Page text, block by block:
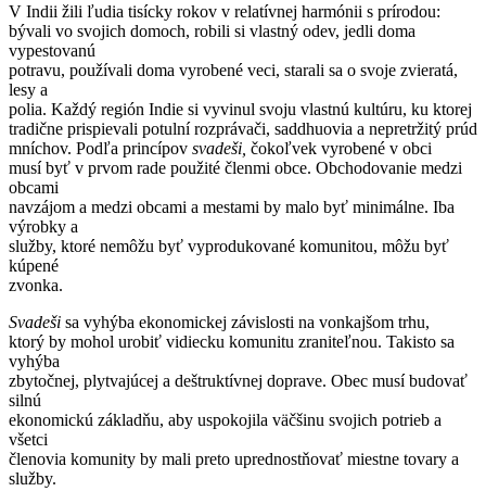
V Indii žili ľudia tisícky rokov v relatívnej harmónii s prírodou:
bývali vo svojich domoch, robili si vlastný odev, jedli doma
vypestovanú
potravu, používali doma vyrobené veci, starali sa o svoje zvieratá,
lesy a
polia. Každý región Indie si vyvinul svoju vlastnú kultúru, ku ktorej
tradične prispievali potulní rozprávači, saddhuovia a nepretržitý prúd
mníchov. Podľa princípov svadeši, čokoľvek vyrobené v obci
musí byť v prvom rade použité členmi obce. Obchodovanie medzi
obcami
navzájom a medzi obcami a mestami by malo byť minimálne. Iba
výrobky a
služby, ktoré nemôžu byť vyprodukované komunitou, môžu byť
kúpené
zvonka.
Svadeši sa vyhýba ekonomickej závislosti na vonkajšom trhu,
ktorý by mohol urobiť vidiecku komunitu zraniteľnou. Takisto sa
vyhýba
zbytočnej, plytvajúcej a deštruktívnej doprave. Obec musí budovať
silnú
ekonomickú základňu, aby uspokojila väčšinu svojich potrieb a
všetci
členovia komunity by mali preto uprednostňovať miestne tovary a
služby.